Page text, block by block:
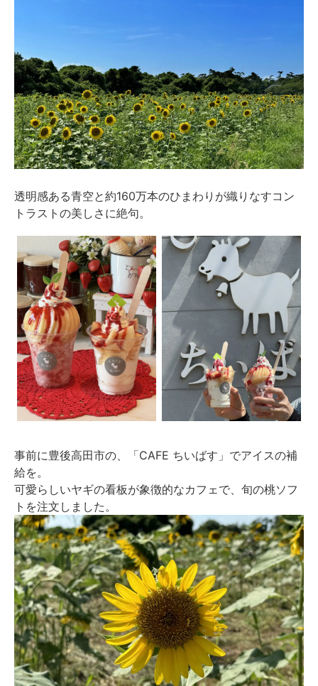
透明感ある青空と約160万本のひまわりが織りなすコン
トラストの美しさに絶句。
事前に豊後高田市の、「CAFE ちいばす」でアイスの補
給を。
可愛らしいヤギの看板が象徴的なカフェで、旬の桃ソフ
トを注文しました。